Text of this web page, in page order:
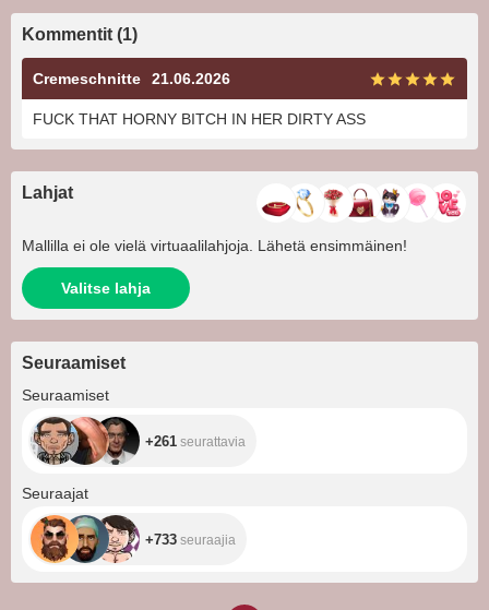
Kommentit (1)
Cremeschnitte 21.06.2026
FUCK THAT HORNY BITCH IN HER DIRTY ASS
Lahjat
Mallilla ei ole vielä virtuaalilahjoja. Lähetä ensimmäinen!
Valitse lahja
Seuraamiset
Seuraamiset
+261 seurattavia
Seuraajat
+733 seuraajia